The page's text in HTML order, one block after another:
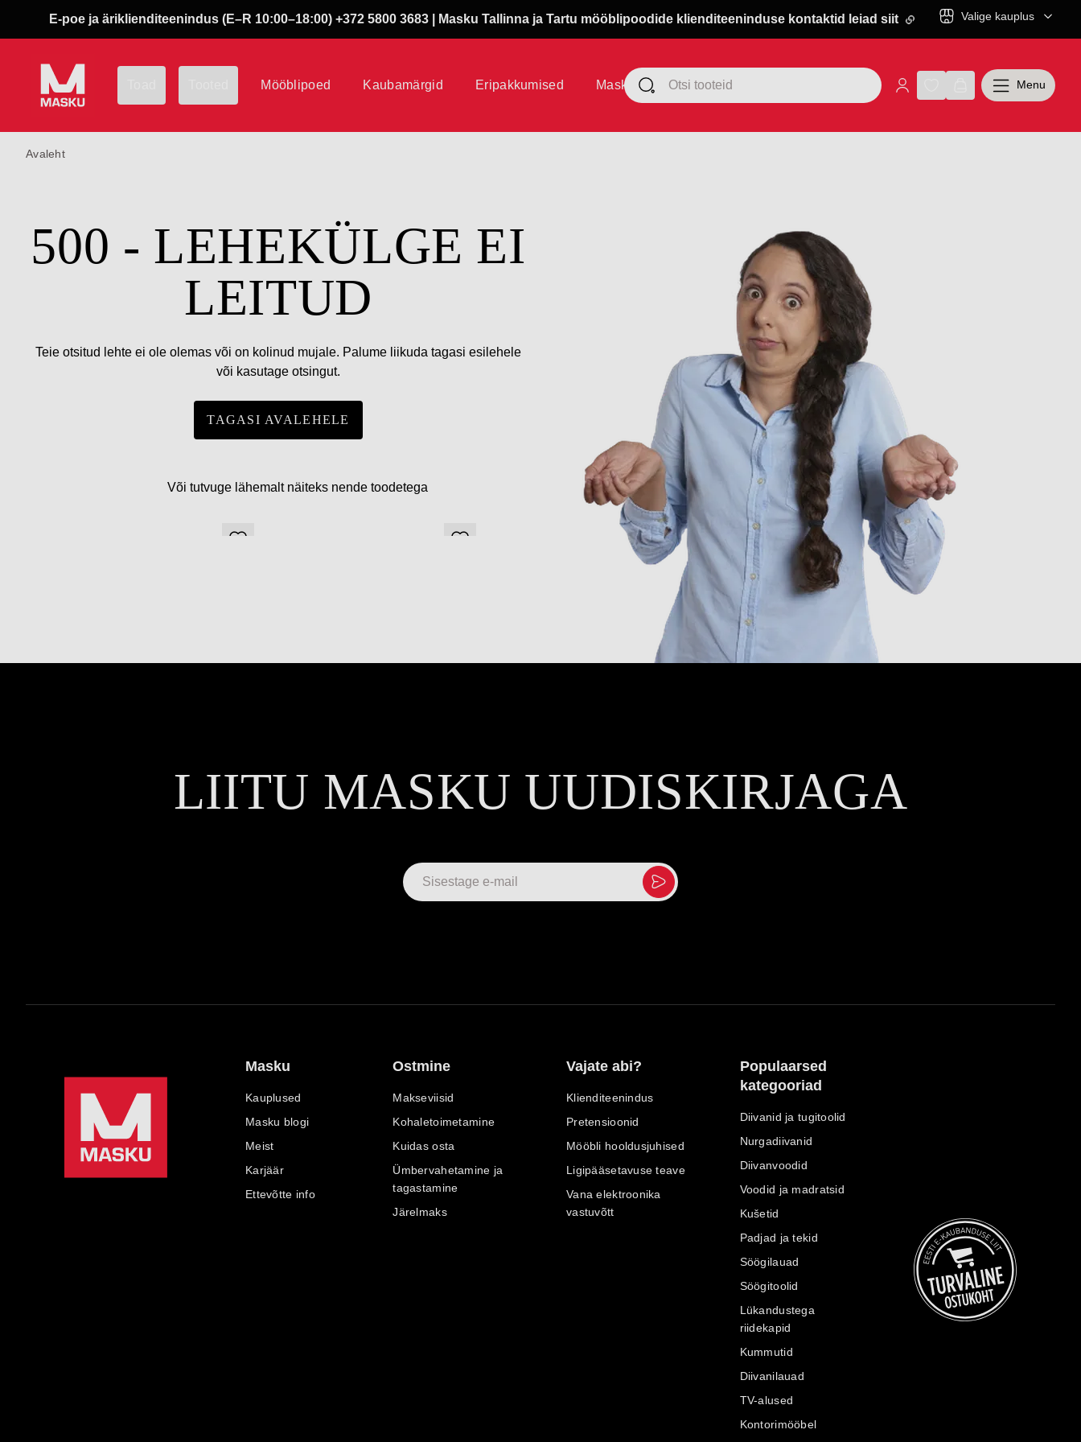
E-poe ja äriklienditeenindus (E–R 10:00–18:00) +372 5800 3683 | Masku Tallinna ja Tartu mööblipoodide klienditeeninduse kontaktid leiad siit Valige kauplus
Mööblipoed Kaubamärgid Eripakkumised Masku klubi Menu
Avaleht
500 - LEHEKÜLGE EI
LEITUD
Teie otsitud lehte ei ole olemas või on kolinud mujale. Palume liikuda tagasi esilehele
või kasutage otsingut.
TAGASI AVALEHELE
Või tutvuge lähemalt näiteks nende toodetega
LIITU MASKU UUDISKIRJAGA
Masku
Kauplused
Masku blogi
Meist
Karjäär
Ettevõtte info
Ostmine
Makseviisid
Kohaletoimetamine
Kuidas osta
Ümbervahetamine ja
tagastamine
Järelmaks
Vajate abi?
Klienditeenindus
Pretensioonid
Mööbli hooldusjuhised
Ligipääsetavuse teave
Vana elektroonika
vastuvõtt
Populaarsed
kategooriad
Diivanid ja tugitoolid
Nurgadiivanid
Diivanvoodid
Voodid ja madratsid
Kušetid
Padjad ja tekid
Söögilauad
Söögitoolid
Lükandustega
riidekapid
Kummutid
Diivanilauad
TV-alused
Kontorimööbel